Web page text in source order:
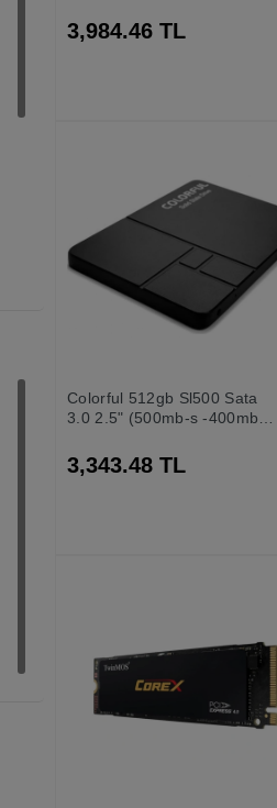
3dnand Ssd Disk
3,984.46 TL
Colorful 512gb Sl500 Sata
3.0 2.5" (500mb-s -400mb-
3,343.48 TL